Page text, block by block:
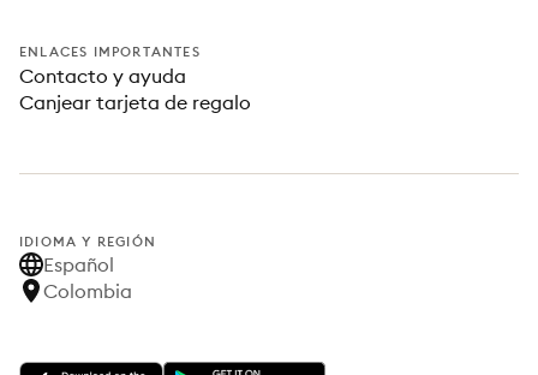
ENLACES IMPORTANTES
Contacto y ayuda
Canjear tarjeta de regalo
IDIOMA Y REGIÓN
Español
Colombia